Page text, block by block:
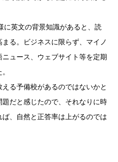
に英文の背景知識があると、読
る。ビジネスに限らず、マイノ
ュース、ウェブサイト等を定期
る予備校があるのではないかと
だと感じたので、それなりに時
、自然と正答率は上がるのでは